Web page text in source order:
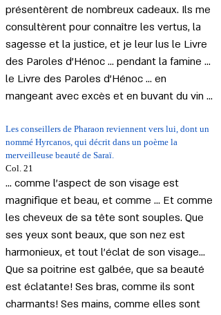
présentèrent de nombreux cadeaux. Ils me
consultèrent pour connaître les vertus, la
sagesse et la justice, et je leur lus le Livre
des Paroles d'Hénoc ... pendant la famine ...
le Livre des Paroles d'Hénoc ... en
mangeant avec excès et en buvant du vin ...
Les conseillers de Pharaon reviennent vers lui, dont un
nommé Hyrcanos, qui décrit dans un poème la
merveilleuse beauté de Saraï.
Col. 21
... comme l'aspect de son visage est
magnifique et beau, et comme ... Et comme
les cheveux de sa tête sont souples. Que
ses yeux sont beaux, que son nez est
harmonieux, et tout l'éclat de son visage...
Que sa poitrine est galbée, que sa beauté
est éclatante! Ses bras, comme ils sont
charmants! Ses mains, comme elles sont